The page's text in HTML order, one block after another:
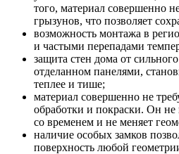
того, материал совершенно
грызунов, что позволяет
возможность монтажа в
и частыми перепадами
защита стен дома от
отделанном панелями,
теплее и тише;
материал совершенно не
обработки и покраски. Он
со временем и не меняет
наличие особых замков
поверхность любой